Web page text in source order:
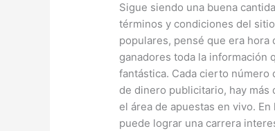
Sigue siendo una buena
términos y condiciones del
populares, pensé que era
ganadores toda la información
fantástica. Cada cierto número
de dinero publicitario, hay más
el área de apuestas en vivo.
puede lograr una carrera